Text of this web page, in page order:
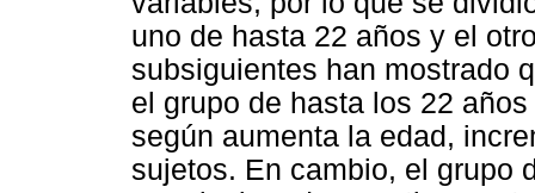
uno de hasta 22 años y el
subsiguientes han mostrado
el grupo de hasta los 22
según aumenta la edad,
sujetos. En cambio, el grupo